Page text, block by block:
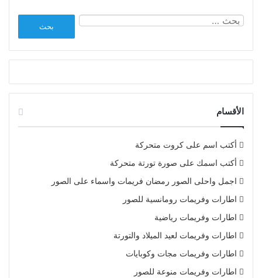
الأقسام
أكتب اسم على كروت متحركة
أكتب اسمك على صورة تورتة متحركة
اجمل واحلى الصور رمضان فريمات واسماء على الصور
اطارات وفريمات رومانسية للصور
اطارات وفريمات رياضية
اطارات وفريمات لعيد الميلاد والتورتة
اطارات وفريمات مجات وكوبايات
اطارات وفريمات منوعة للصور